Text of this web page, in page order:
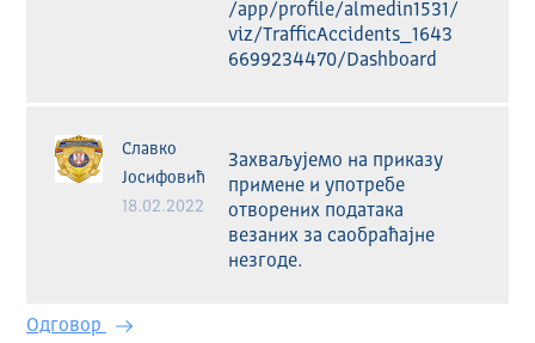
/app/profile/almedin1531/
viz/TrafficAccidents_1643
6699234470/Dashboard
Славко
Јосифовић
18.02.2022
Захваљујемо на приказу
примене и употребе
отворених података
везаних за саобраћајне
незгоде.
Одговор